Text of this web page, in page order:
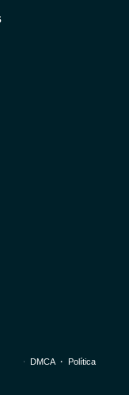
・ DMCA・ Política